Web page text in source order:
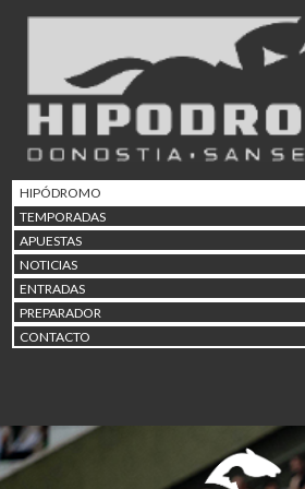
HIPÓDROMO
TEMPORADAS
APUESTAS
NOTICIAS
ENTRADAS
PREPARADOR
CONTACTO
02/08 17:30
12/08 12:08
15/08 17:05
23/08 17:30
30/08 17:30
02/09 11:15
06/09 17:30
30/09 11:30